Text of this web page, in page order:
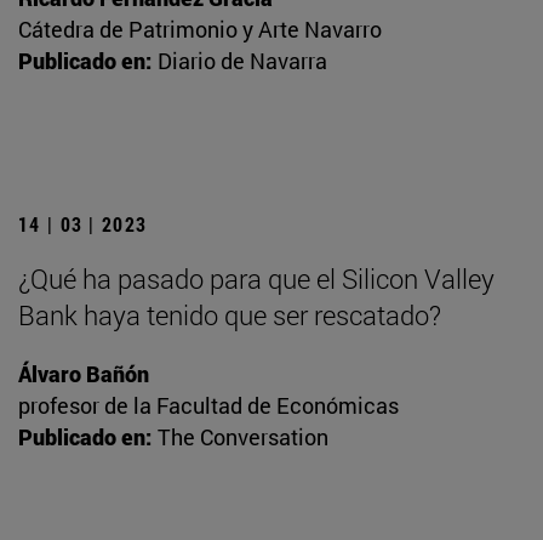
Cátedra de Patrimonio y Arte Navarro
Publicado en: Diario de Navarra
14 | 03 | 2023
¿Qué ha pasado para que el Silicon Valley
Bank haya tenido que ser rescatado?
Álvaro Bañón
profesor de la Facultad de Económicas
Publicado en: The Conversation